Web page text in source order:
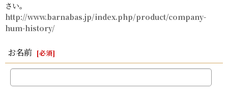
さい。
http://www.barnabas.jp/index.php/product/company-
hum-history/
お名前 [必須]